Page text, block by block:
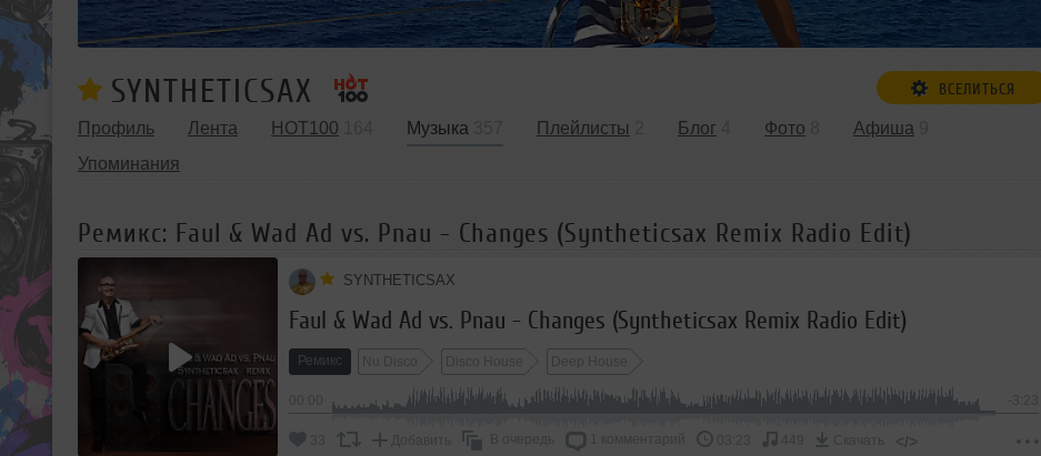
SYNTHETICSAX ВСЕЛИТЬСЯ
Профиль Лента HOT100 Музыка Плейлисты Блог Фото Афиша
Упоминания
Ремикс: Faul & Wad Ad vs. Pnau - Changes (Syntheticsax Remix Radio Edit)
SYNTHETICSAX
Faul & Wad Ad vs. Pnau - Changes (Syntheticsax Remix Radio Edit)
Ремикс Nu Disco Disco House Deep House
-3:23
33 Добавить В очередь 1 комментарий 03:23 449 Скачать </>